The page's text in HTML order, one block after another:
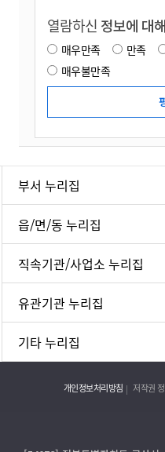
열람하신 정보에 대
매우만족 만족
매우불만족
부서 누리집
읍/면/동 누리집
직속기관/사업소 누리집
유관기관 누리집
기타 누리집
개인정보처리방침 저작권